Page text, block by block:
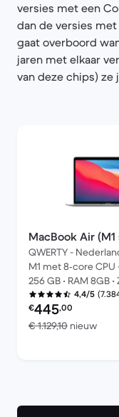
versies met een
dan de versies
gaat overboord
jaren met elkaar
van deze chips) ze
MacBook Air
QWERTY -
M1 met 8‑core CPU
256 GB • RAM 8GB
4,4/5
Refurbished prijs:
€445,00
€ 1.129,10 nieuw